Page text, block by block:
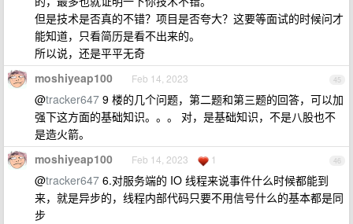
但是技术是否真的不错？项目是否夸大？这要等面试的时候问才
能知道，只看简历是看不出来的。
所以说，还是平平无奇
45
moshiyeap100 Feb 14, 2023
@tracker647 9 楼的几个问题，第二题和第三题的回答，可以加
强下这方面的基础知识。。。 对，是基础知识，不是八股也不
是造火箭。
46
moshiyeap100 Feb 14, 2023 1
@tracker647 6.对服务端的 IO 线程来说事件什么时候都能到
来，就是异步的，线程内部代码只要不用信号什么的基本都是同
步